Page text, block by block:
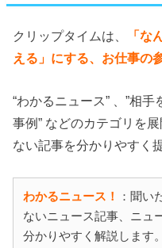
クリップタイムは、
「な
える」にする、お仕事の
“わかるニュース” 、”相
事例” などのカテゴリを
ない記事を分かりやすく
わかるニュース！
：聞い
ないニュース記事、ニュ
分かりやすく解説します